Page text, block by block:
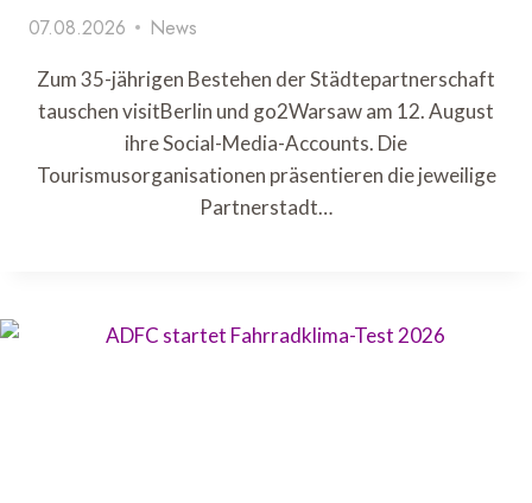
07.08.2026 News
Zum 35-jährigen Bestehen der Städtepartnerschaft
tauschen visitBerlin und go2Warsaw am 12. August
ihre Social-Media-Accounts. Die
Tourismusorganisationen präsentieren die jeweilige
Partnerstadt…